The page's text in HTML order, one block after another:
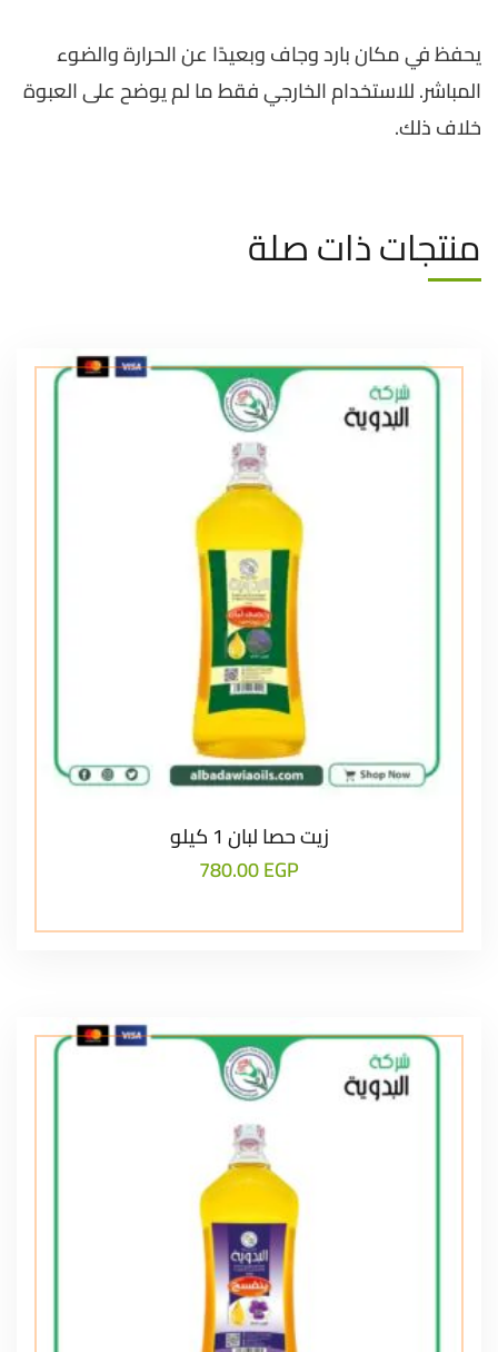
يحفظ في مكان بارد وجاف وبعيدًا عن الحرارة والضوء
المباشر. للاستخدام الخارجي فقط ما لم يوضح على العبوة
خلاف ذلك.
منتجات ذات صلة
زيت حصا لبان 1 كيلو
780.00EGP